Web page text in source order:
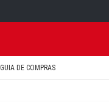
GUIA DE COMPRAS